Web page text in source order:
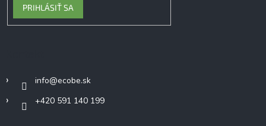
PRIHLÁSIŤ SA
info@ecobe.sk
+420 591 140 199